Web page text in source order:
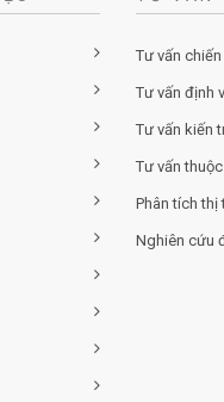
Tư vấn
Tư vấn định
Tư vấn kiến
Tư vấn
Phân tích thị
Nghiên cứu